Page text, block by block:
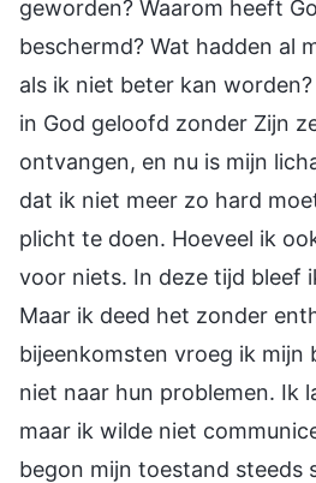
geworden? Waarom heeft
beschermd? Wat hadden al
als ik niet beter kan
in God geloofd zonder Zijn
ontvangen, en nu is mijn
dat ik niet meer zo hard
plicht te doen. Hoeveel ik
voor niets. In deze tijd bleef
Maar ik deed het zonder
bijeenkomsten vroeg ik mijn
niet naar hun problemen. Ik
maar ik wilde niet
begon mijn toestand steeds